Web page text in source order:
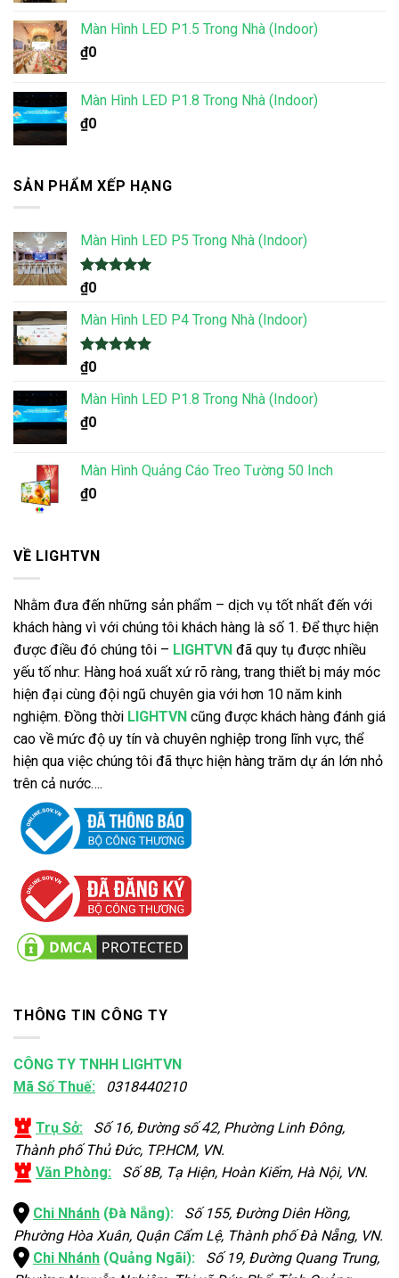
Màn Hình LED P1.5 Trong Nhà (Indoor)
₫0
Màn Hình LED P1.8 Trong Nhà (Indoor)
₫0
SẢN PHẨM XẾP HẠNG
Màn Hình LED P5 Trong Nhà (Indoor)
Được xếp
hạng
5 sao
₫0
Màn Hình LED P4 Trong Nhà (Indoor)
Được xếp
hạng
5 sao
₫0
Màn Hình LED P1.8 Trong Nhà (Indoor)
₫0
Màn Hình Quảng Cáo Treo Tường 50 Inch
₫0
VỀ LIGHTVN
Nhằm đưa đến những sản phẩm – dịch vụ tốt nhất đến với
khách hàng vì với chúng tôi khách hàng là số 1. Để thực hiện
được điều đó chúng tôi – LIGHTVN đã quy tụ được nhiều
yếu tố như: Hàng hoá xuất xứ rõ ràng, trang thiết bị máy móc
hiện đại cùng đội ngũ chuyên gia với hơn 10 năm kinh
nghiệm. Đồng thời LIGHTVN cũng được khách hàng đánh giá
cao về mức độ uy tín và chuyên nghiệp trong lĩnh vực, thể
hiện qua việc chúng tôi đã thực hiện hàng trăm dự án lớn nhỏ
trên cả nước….
THÔNG TIN CÔNG TY
CÔNG TY TNHH LIGHTVN
Mã Số Thuế: 0318440210
Trụ Sở: Số 16, Đường số 42, Phường Linh Đông,
Thành phố Thủ Đức, TP.HCM, VN.
Văn Phòng: Số 8B, Tạ Hiện, Hoàn Kiếm, Hà Nội, VN.
Chi Nhánh (Đà Nẵng): Số 155, Đường Diên Hồng,
Phường Hòa Xuân, Quận Cẩm Lệ, Thành phố Đà Nẵng, VN.
Chi Nhánh (Quảng Ngãi): Số 19, Đường Quang Trung,